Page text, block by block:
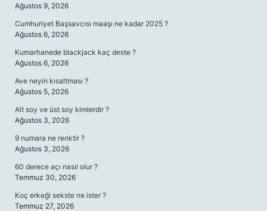
Ağustos 9, 2026
Cumhuriyet Başsavcısı maaşı ne kadar 2025 ?
Ağustos 6, 2026
Kumarhanede blackjack kaç deste ?
Ağustos 6, 2026
Ave neyin kısaltması ?
Ağustos 5, 2026
Alt soy ve üst soy kimlerdir ?
Ağustos 3, 2026
9 numara ne renktir ?
Ağustos 3, 2026
60 derece açı nasıl olur ?
Temmuz 30, 2026
Koç erkeği sekste ne ister ?
Temmuz 27, 2026